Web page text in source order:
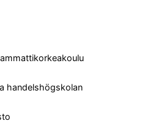
handelshögskolan